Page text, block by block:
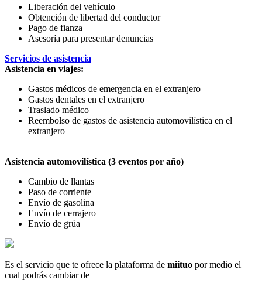
Liberación del vehículo
Obtención de libertad del conductor
Pago de fianza
Asesoría para presentar denuncias
Servicios de asistencia
Asistencia en viajes:
Gastos médicos de emergencia en el extranjero
Gastos dentales en el extranjero
Traslado médico
Reembolso de gastos de asistencia automovilística en el
extranjero
Asistencia automovilística (3 eventos por año)
Cambio de llantas
Paso de corriente
Envío de gasolina
Envío de cerrajero
Envío de grúa
Es el servicio que te ofrece la plataforma de miituo por medio el
cual podrás cambiar de